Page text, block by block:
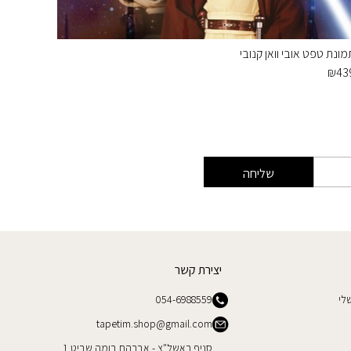
טפט אובי וואן קנובי
₪
שליחה
יצירת קשר
054-6988559
tapetim.shop@gmail.com
סניף ראשל"צ - אברהם בומה שביט 1